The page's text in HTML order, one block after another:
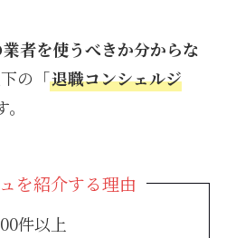
業者を使うべきか分からな
の「退職コンシェルジ
を紹介する理由
件以上